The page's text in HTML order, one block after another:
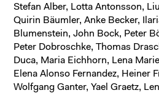
Stefan Alber, Lotta Antonsson,
Quirin Bäumler, Anke Becker,
Blumenstein, John Bock, Peter
Peter Dobroschke, Thomas
Duca, Maria Eichhorn, Lena
Elena Alonso Fernandez, Heiner
Wolfgang Ganter, Yael Graetz,